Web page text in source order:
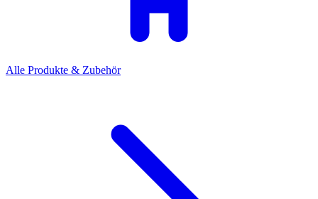
Alle Produkte & Zubehör